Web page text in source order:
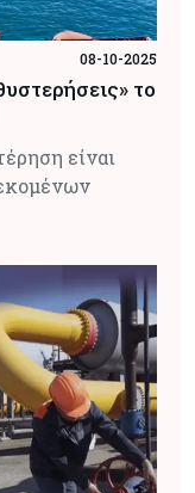
08-10-2025
το
είναι